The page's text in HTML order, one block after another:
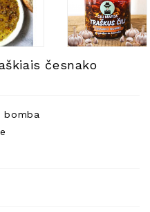
česnako
bomba